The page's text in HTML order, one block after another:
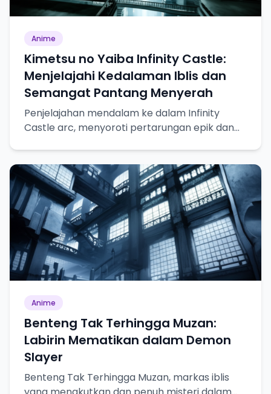
Anime
Kimetsu no Yaiba Infinity Castle:
Menjelajahi Kedalaman Iblis dan
Semangat Pantang Menyerah
Penjelajahan mendalam ke dalam Infinity
Castle arc, menyoroti pertarungan epik dan
Anime
Benteng Tak Terhingga Muzan:
Labirin Mematikan dalam Demon
Slayer
Benteng Tak Terhingga Muzan, markas iblis